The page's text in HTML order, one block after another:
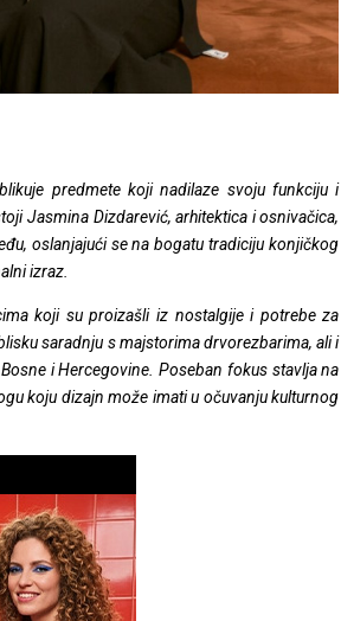
predmete koji nadilaze svoju funkciju i
Jasmina Dizdarević, arhitektica i osnivačica,
oslanjajući se na bogatu tradiciju konjičkog
izraz.
koji su proizašli iz nostalgije i potrebe za
saradnju s majstorima drvorezbarima, ali i
i Hercegovine. Poseban fokus stavlja na
koju dizajn može imati u očuvanju kulturnog